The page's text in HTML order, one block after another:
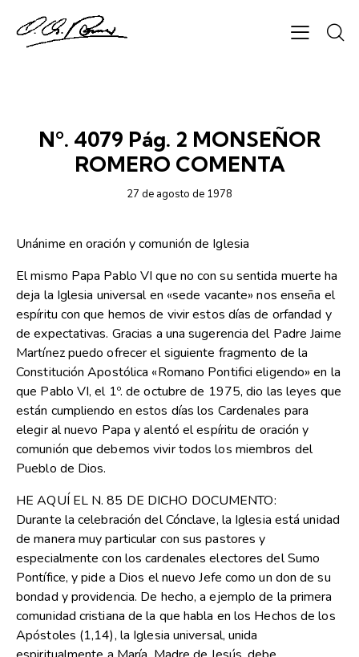
Nº. 4079 Pág. 2 MONSEÑOR
ROMERO COMENTA
27 de agosto de 1978
Unánime en oración y comunión de Iglesia
El mismo Papa Pablo VI que no con su sentida muerte ha
deja la Iglesia universal en «sede vacante» nos enseña el
espíritu con que hemos de vivir estos días de orfandad y
de expectativas. Gracias a una sugerencia del Padre Jaime
Martínez puedo ofrecer el siguiente fragmento de la
Constitución Apostólica «Romano Pontifici eligendo» en la
que Pablo VI, el 1º. de octubre de 1975, dio las leyes que
están cumpliendo en estos días los Cardenales para
elegir al nuevo Papa y alentó el espíritu de oración y
comunión que debemos vivir todos los miembros del
Pueblo de Dios.
HE AQUÍ EL N. 85 DE DICHO DOCUMENTO:
Durante la celebración del Cónclave, la Iglesia está unidad
de manera muy particular con sus pastores y
especialmente con los cardenales electores del Sumo
Pontífice, y pide a Dios el nuevo Jefe como un don de su
bondad y providencia. De hecho, a ejemplo de la primera
comunidad cristiana de la que habla en los Hechos de los
Apóstoles (1,14), la Iglesia universal, unida